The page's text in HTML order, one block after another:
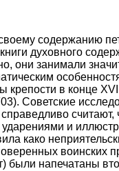
содержанию
духовного
они занимали
в конце
Советские
считают,
и
како
воинских
были напечатаны